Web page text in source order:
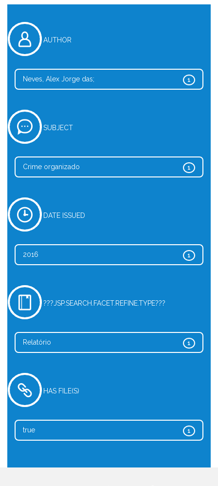
AUTHOR
1
Neves, Alex Jorge das;
SUBJECT
1
Crime organizado
DATE ISSUED
1
2016
???JSP.SEARCH.FACET.REFINE.TYPE???
1
Relatório
HAS FILE(S)
1
true